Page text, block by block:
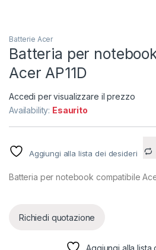
Batterie Acer
Batteria per
Acer AP11D
Accedi per visualizzare il prezzo
Availability: Esaurito
Aggiungi alla lista dei desideri
Batteria per notebook compatibile
Richiedi quotazione